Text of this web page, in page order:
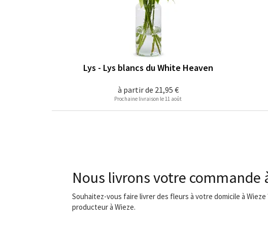
à partir de 21,95 €
Lys - Lys blancs du White Heaven
Prochaine livraison le 11 août
Nous livrons votre commande
Souhaitez-vous faire livrer des fleurs à votre domicile à
producteur à Wieze.